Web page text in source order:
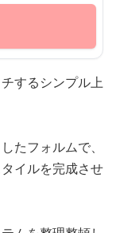
するシンプル上
たフォルムで、
イルを完成させ